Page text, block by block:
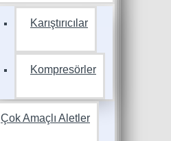
Karıştırıcılar
Kompresörler
Çok Amaçlı Aletler